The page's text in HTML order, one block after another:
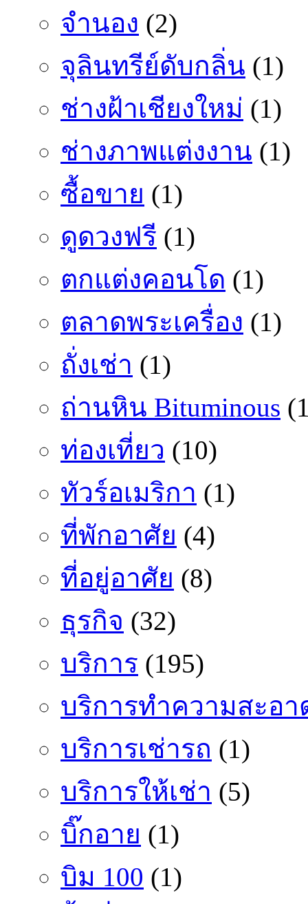
จำนอง (2)
จุลินทรีย์ดับกลิ่น (1)
ช่างฝ้าเชียงใหม่ (1)
ช่างภาพแต่งงาน (1)
ซื้อขาย (1)
ดูดวงฟรี (1)
ตกแต่งคอนโด (1)
ตลาดพระเครื่อง (1)
ถั่งเช่า (1)
ถ่านหิน Bituminous
ท่องเที่ยว (10)
ทัวร์อเมริกา (1)
ที่พักอาศัย (4)
ที่อยู่อาศัย (8)
ธุรกิจ (32)
บริการ (195)
บริการทำความสะอา
บริการเช่ารถ (1)
บริการให้เช่า (5)
บิ๊กอาย (1)
บิม 100 (1)